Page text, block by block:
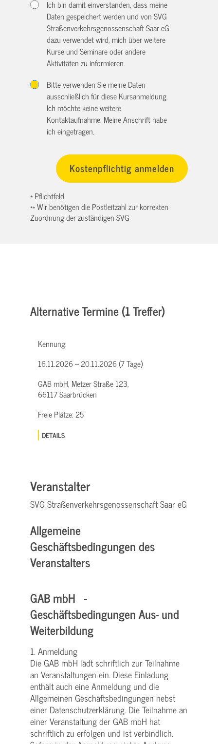
Ich bin damit einverstanden, dass meine
Daten gespeichert werden und von SVG
Straßenverkehrsgenossenschaft Saar eG
dazu verwendet wird, mich über weitere
Kurse und Seminare oder andere
Aktivitäten zu informieren.
Bitte verwenden Sie meine Daten
ausschließlich für diese Kursanmeldung.
Ich möchte keine weitere
Kontaktaufnahme. Meine Anschrift habe
ich eingetragen.
* Pflichtfeld
** Wir benötigen die Postleitzahl zur korrekten
Zuordnung der zuständigen SVG
Alternative Termine (1 Treffer)
Kennung:
16.11.2026 – 20.11.2026 (7 Tage)
GAB mbH, Metzer Straße 123,
66117 Saarbrücken
Freie Plätze:25
DETAILS
Veranstalter
SVG Straßenverkehrsgenossenschaft Saar eG
Allgemeine
Geschäftsbedingungen des
Veranstalters
GAB mbH -
Geschäftsbedingungen Aus- und
Weiterbildung
1. Anmeldung
Die GAB mbH lädt schriftlich zur Teilnahme
an Veranstaltungen ein. Diese Einladung
enthält auch eine Anmeldung und die
Allgemeinen Geschäftsbedingungen nebst
einer Datenschutzerklärung. Die Teilnahme an
einer Veranstaltung der GAB mbH hat
schriftlich zu erfolgen und ist verbindlich.